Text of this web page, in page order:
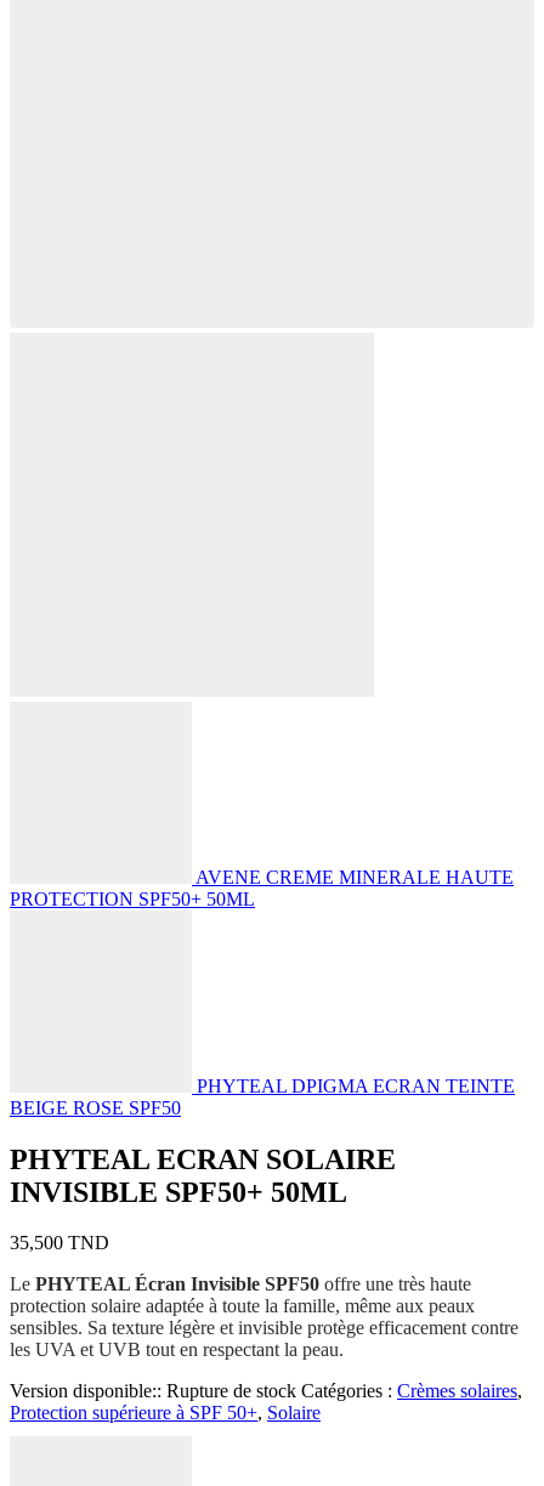
AVENE CREME MINERALE HAUTE
PROTECTION SPF50+ 50ML
PHYTEAL DPIGMA ECRAN TEINTE
BEIGE ROSE SPF50
PHYTEAL ECRAN SOLAIRE
INVISIBLE SPF50+ 50ML
35,500 TND
Le PHYTEAL Écran Invisible SPF50 offre une très haute
protection solaire adaptée à toute la famille, même aux peaux
sensibles. Sa texture légère et invisible protège efficacement contre
les UVA et UVB tout en respectant la peau.
Version disponible:: Rupture de stock Catégories : Crèmes solaires,
Protection supérieure à SPF 50+, Solaire